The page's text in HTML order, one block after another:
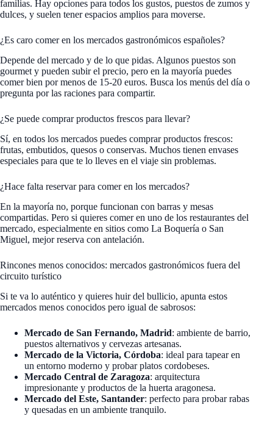
familias. Hay opciones para todos los gustos, puestos de zumos y
dulces, y suelen tener espacios amplios para moverse.
¿Es caro comer en los mercados gastronómicos españoles?
Depende del mercado y de lo que pidas. Algunos puestos son
gourmet y pueden subir el precio, pero en la mayoría puedes
comer bien por menos de 15-20 euros. Busca los menús del día o
pregunta por las raciones para compartir.
¿Se puede comprar productos frescos para llevar?
Sí, en todos los mercados puedes comprar productos frescos:
frutas, embutidos, quesos o conservas. Muchos tienen envases
especiales para que te lo lleves en el viaje sin problemas.
¿Hace falta reservar para comer en los mercados?
En la mayoría no, porque funcionan con barras y mesas
compartidas. Pero si quieres comer en uno de los restaurantes del
mercado, especialmente en sitios como La Boquería o San
Miguel, mejor reserva con antelación.
Rincones menos conocidos: mercados gastronómicos fuera del
circuito turístico
Si te va lo auténtico y quieres huir del bullicio, apunta estos
mercados menos conocidos pero igual de sabrosos:
Mercado de San Fernando, Madrid: ambiente de barrio,
puestos alternativos y cervezas artesanas.
Mercado de la Victoria, Córdoba: ideal para tapear en
un entorno moderno y probar platos cordobeses.
Mercado Central de Zaragoza: arquitectura
impresionante y productos de la huerta aragonesa.
Mercado del Este, Santander: perfecto para probar rabas
y quesadas en un ambiente tranquilo.